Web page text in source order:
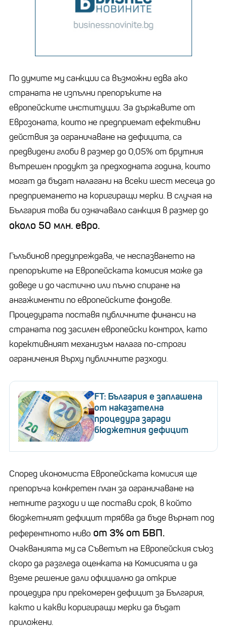
По думите му санкции са възможни едва ако
страната не изпълни препоръките на
европейските институции. За държавите от
Еврозоната, които не предприемат ефективни
действия за ограничаване на дефицита, са
предвидени глоби в размер до 0,05% от брутния
вътрешен продукт за предходната година, които
могат да бъдат налагани на всеки шест месеца до
предприемането на коригиращи мерки. В случая на
България това би означавало санкция в размер до
около 50 млн. евро.
Гълъбинов предупреждава, че неспазването на
препоръките на Европейската комисия може да
доведе и до частично или пълно спиране на
ангажименти по европейските фондове.
Процедурата поставя публичните финанси на
страната под засилен европейски контрол, като
корективният механизъм налага по-строги
ограничения върху публичните разходи.
FT: България е заплашена
от наказателна
процедура заради
бюджетния дефицит
Според икономиста Европейската комисия ще
препоръча конкретен план за ограничаване на
нетните разходи и ще постави срок, в който
бюджетният дефицит трябва да бъде върнат под
референтното ниво от 3% от БВП.
Очакванията му са Съветът на Европейския съюз
скоро да разгледа оценката на Комисията и да
вземе решение дали официално да открие
процедура при прекомерен дефицит за България,
както и какви коригиращи мерки да бъдат
приложени.